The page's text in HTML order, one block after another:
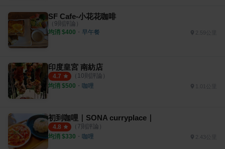
SF Cafe-小花花咖啡
（ 9則評論）
均消 $400 ・ 早午餐 2.59公里
印度皇宮 南紡店
4.7 （ 10則評論）
均消 $500 ・ 咖哩
初到咖哩｜SONA curryplace｜
4.8 （ 7則評論）
均消 $330 ・ 咖哩 2.43公里